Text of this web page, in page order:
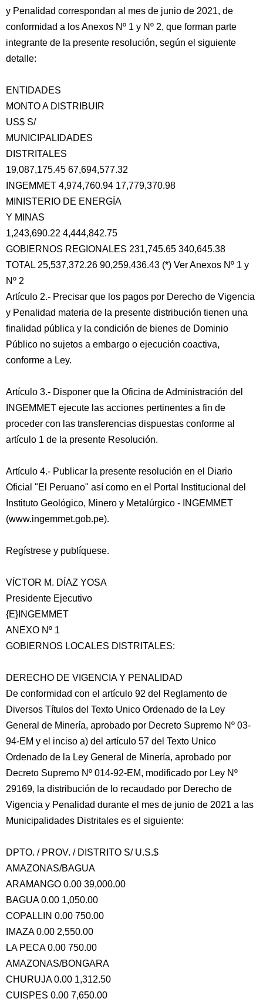
y Penalidad correspondan al mes de junio de 2021, de
conformidad a los Anexos Nº 1 y Nº 2, que forman parte
integrante de la presente resolución, según el siguiente
detalle:
ENTIDADES
MONTO A DISTRIBUIR
US$ S/
MUNICIPALIDADES
DISTRITALES
19,087,175.45 67,694,577.32
INGEMMET 4,974,760.94 17,779,370.98
MINISTERIO DE ENERGÍA
Y MINAS
1,243,690.22 4,444,842.75
GOBIERNOS REGIONALES 231,745.65 340,645.38
TOTAL 25,537,372.26 90,259,436.43 (*) Ver Anexos Nº 1 y
Nº 2
Artículo 2.- Precisar que los pagos por Derecho de Vigencia
y Penalidad materia de la presente distribución tienen una
finalidad pública y la condición de bienes de Dominio
Público no sujetos a embargo o ejecución coactiva,
conforme a Ley.
Artículo 3.- Disponer que la Oficina de Administración del
INGEMMET ejecute las acciones pertinentes a fin de
proceder con las transferencias dispuestas conforme al
artículo 1 de la presente Resolución.
Artículo 4.- Publicar la presente resolución en el Diario
Oficial "El Peruano" así como en el Portal Institucional del
Instituto Geológico, Minero y Metalúrgico - INGEMMET
(www.ingemmet.gob.pe).
Regístrese y publíquese.
VÍCTOR M. DÍAZ YOSA
Presidente Ejecutivo
{E}INGEMMET
ANEXO Nº 1
GOBIERNOS LOCALES DISTRITALES:
DERECHO DE VIGENCIA Y PENALIDAD
De conformidad con el artículo 92 del Reglamento de
Diversos Títulos del Texto Unico Ordenado de la Ley
General de Minería, aprobado por Decreto Supremo Nº 03-
94-EM y el inciso a) del artículo 57 del Texto Unico
Ordenado de la Ley General de Minería, aprobado por
Decreto Supremo Nº 014-92-EM, modificado por Ley Nº
29169, la distribución de lo recaudado por Derecho de
Vigencia y Penalidad durante el mes de junio de 2021 a las
Municipalidades Distritales es el siguiente:
DPTO. / PROV. / DISTRITO S/ U.S.$
AMAZONAS/BAGUA
ARAMANGO 0.00 39,000.00
BAGUA 0.00 1,050.00
COPALLIN 0.00 750.00
IMAZA 0.00 2,550.00
LA PECA 0.00 750.00
AMAZONAS/BONGARA
CHURUJA 0.00 1,312.50
CUISPES 0.00 7,650.00